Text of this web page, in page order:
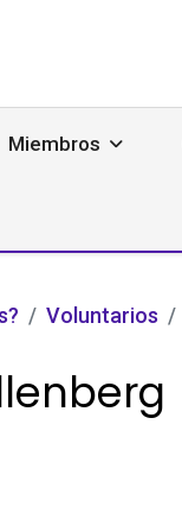
Miembros
Voluntarios